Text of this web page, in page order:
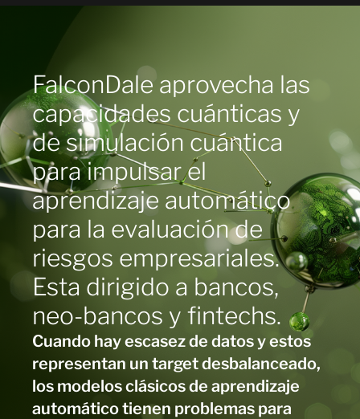
FalconDale aprovecha las
capacidades cuánticas y
de simulación cuántica
para impulsar el
aprendizaje automático
para la evaluación de
riesgos empresariales.
Esta dirigido a bancos,
neo-bancos y fintechs.
Cuando hay escasez de datos y estos
representan un target desbalanceado,
los modelos clásicos de aprendizaje
automático tienen problemas para